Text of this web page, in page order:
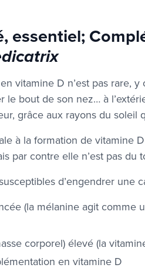
essentiel;
vitamine D n’est pas rare,
le bout de son nez… à
grâce aux rayons du soleil
à la formation de vitamine
par contre elle n’est pas
d’engendrer une
(la mélanine agit comme
corporel) élevé (la
en vitamine D